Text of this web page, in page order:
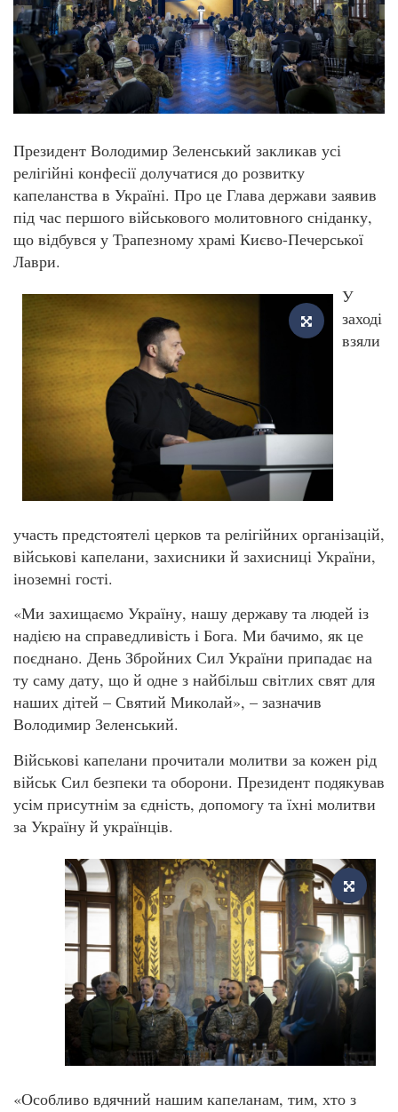
Президент Володимир Зеленський закликав усі
релігійні конфесії долучатися до розвитку
капеланства в Україні. Про це Глава держави заявив
під час першого військового молитовного сніданку,
що відбувся у Трапезному храмі Києво-Печерської
Лаври.
У
заході
взяли
участь предстоятелі церков та релігійних організацій,
військові капелани, захисники й захисниці України,
іноземні гості.
«Ми захищаємо Україну, нашу державу та людей із
надією на справедливість і Бога. Ми бачимо, як це
поєднано. День Збройних Сил України припадає на
ту саму дату, що й одне з найбільш світлих свят для
наших дітей – Святий Миколай», – зазначив
Володимир Зеленський.
Військові капелани прочитали молитви за кожен рід
військ Сил безпеки та оборони. Президент подякував
усім присутнім за єдність, допомогу та їхні молитви
за Україну й українців.
«Особливо вдячний нашим капеланам, тим, хто з